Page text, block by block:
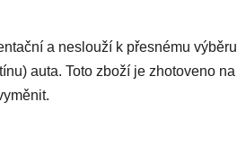
a neslouží k přesnému výběru
auta. Toto zboží je zhotoveno na